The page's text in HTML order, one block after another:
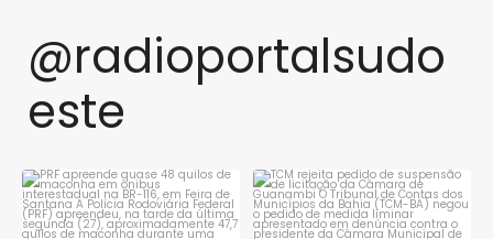
@radioportalsudo
este
PRF apreende quase 48 quilos
de maconha em ônibus...
1 0
TCM rejeita pedido de
suspensão de licitação da...
1 0